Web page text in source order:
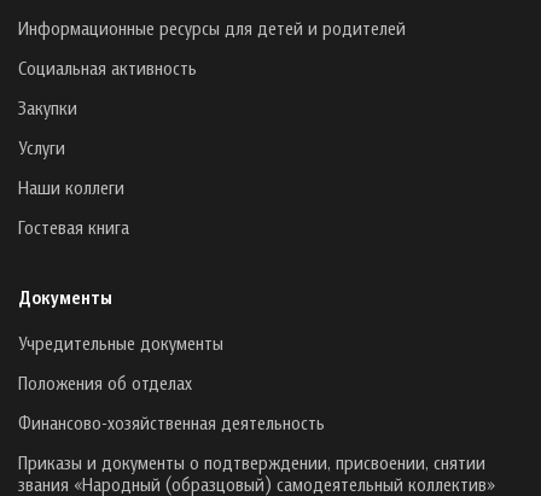
Информационные ресурсы для детей и родителей
Социальная активность
Закупки
Услуги
Наши коллеги
Гостевая книга
Документы
Учредительные документы
Положения об отделах
Финансово-хозяйственная деятельность
Приказы и документы о подтверждении, присвоении, снятии
звания «Народный (образцовый) самодеятельный коллектив»